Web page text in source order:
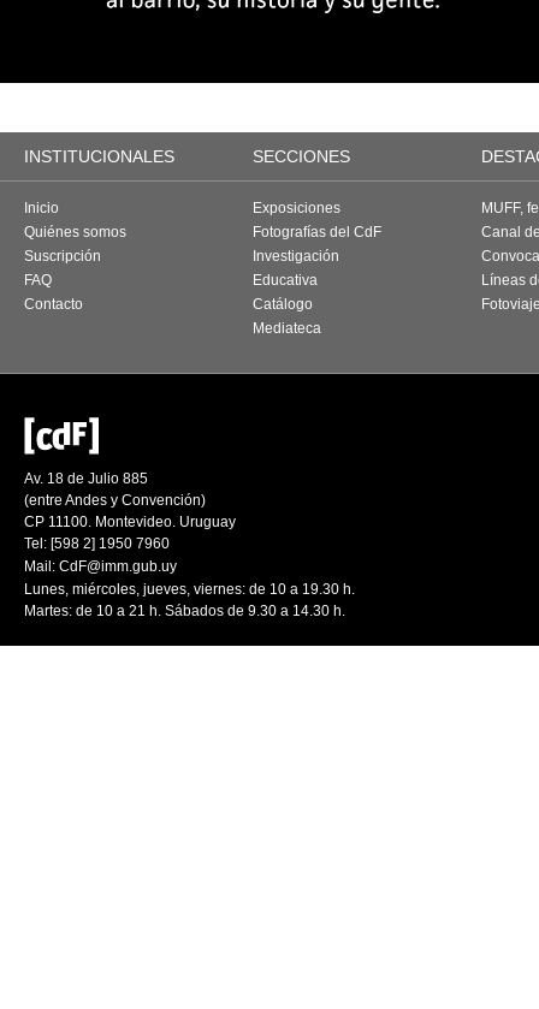
INSTITUCIONALES SECCIONES
Inicio
Quiénes somos
Suscripción
FAQ
Contacto
Exposiciones
Fotografías del CdF
Investigación
Educativa
Catálogo
Mediateca
MUFF,
Canal
Líneas
Av. 18 de Julio 885
(entre Andes y Convención)
CP 11100. Montevideo. Uruguay
Tel: [598 2] 1950 7960
Mail: CdF@imm.gub.uy
Lunes, miércoles, jueves, viernes: de 10 a 19.30 h.
Martes: de 10 a 21 h. Sábados de 9.30 a 14.30 h.